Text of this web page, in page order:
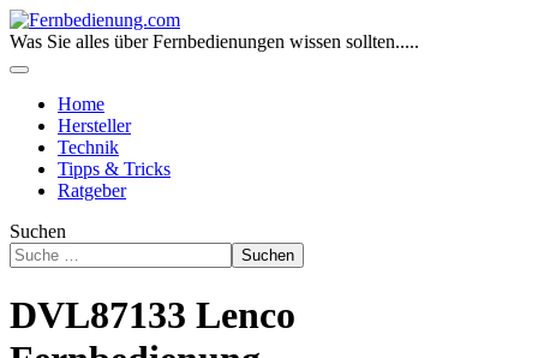
Was Sie alles über Fernbedienungen wissen sollten.....
Home
Hersteller
Technik
Tipps & Tricks
Ratgeber
Suchen
Suchen
DVL87133 Lenco